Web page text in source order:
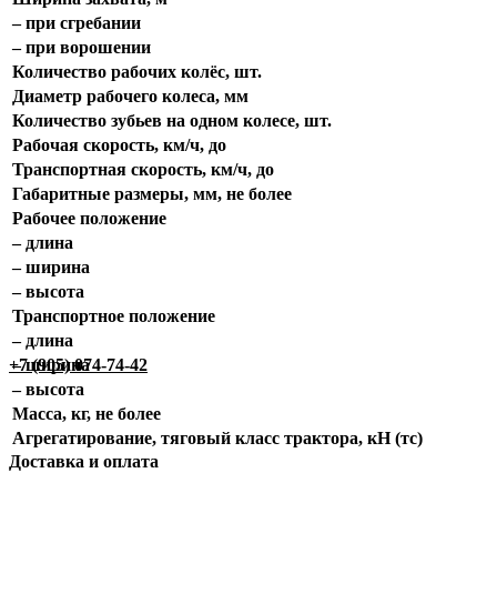
+7 (905) 074-74-42
– при сгребании
– при ворошении
Количество рабочих колёс, шт.
Диаметр рабочего колеса, мм
Количество зубьев на одном колесе, шт.
Рабочая скорость, км/ч, до
Транспортная скорость, км/ч, до
Габаритные размеры, мм, не более
Рабочее положение
– длина
– ширина
– высота
Транспортное положение
– длина
– ширина
– высота
Масса, кг, не более
Агрегатирование, тяговый класс трактора, кН (тс)
Доставка и оплата